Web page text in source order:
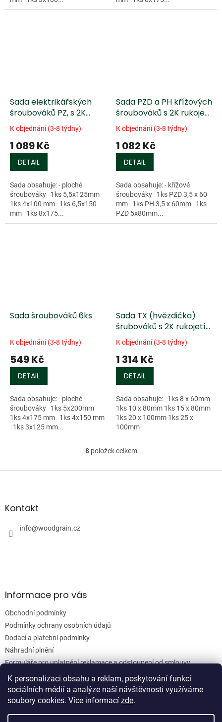
K personalizaci obsahu a reklam, poskytování funkcí
sociálních médií a analýze naší návštěvnosti využíváme
soubory cookies. Více informací zde.
Sada elektrikářských
šroubováků PZ, s 2K
rukojetí 6ks
K objednání (3-8 týdny)
1 089 Kč
DETAIL
Sada obsahuje: - ploché
šroubováky 1ks 5,5x125mm
1ks 4x100 mm 1ks 6,5x150
mm 1ks 8x175...
Sada PZD a PH křížových
šroubováků s 2K rukojetí
6ks
K objednání (3-8 týdny)
1 082 Kč
DETAIL
Sada obsahuje: - křížové
šroubováky 1ks PZD 3,5 x 60
mm 1ks PH 3,5 x 60mm 1ks
PZD 5x80mm...
Sada šroubováků 6ks
K objednání (3-8 týdny)
549 Kč
DETAIL
Sada obsahuje: - ploché
šroubováky 1ks 5x200mm
1ks 4x175 mm 1ks 4x150 mm
1ks 3x125 mm...
Sada TX (hvězdička)
šrubováků s 2K rukojetí
5ks
K objednání (3-8 týdny)
1 314 Kč
DETAIL
Sada obsahuje: 1ks 8 x 60mm
1ks 10 x 80mm 1ks 15 x 80mm
1ks 20 x 100mm 1ks 25 x
100mm
O
l
u
8položek celkem
Z
aKontakt
info@woodgrain.cz
Informace pro vás
Obchodní podmínky
Podmínky ochrany osobních údajů
Dodací a platební podmínky
Náhradní plnění
Formuláře pro uplatnění reklamace a odstoupení od smlouvy
Moje objednávka